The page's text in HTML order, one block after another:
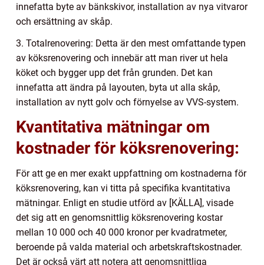
innefatta byte av bänkskivor, installation av nya vitvaror
och ersättning av skåp.
3. Totalrenovering: Detta är den mest omfattande typen
av köksrenovering och innebär att man river ut hela
köket och bygger upp det från grunden. Det kan
innefatta att ändra på layouten, byta ut alla skåp,
installation av nytt golv och förnyelse av VVS-system.
Kvantitativa mätningar om
kostnader för köksrenovering:
För att ge en mer exakt uppfattning om kostnaderna för
köksrenovering, kan vi titta på specifika kvantitativa
mätningar. Enligt en studie utförd av [KÄLLA], visade
det sig att en genomsnittlig köksrenovering kostar
mellan 10 000 och 40 000 kronor per kvadratmeter,
beroende på valda material och arbetskraftskostnader.
Det är också värt att notera att genomsnittliga